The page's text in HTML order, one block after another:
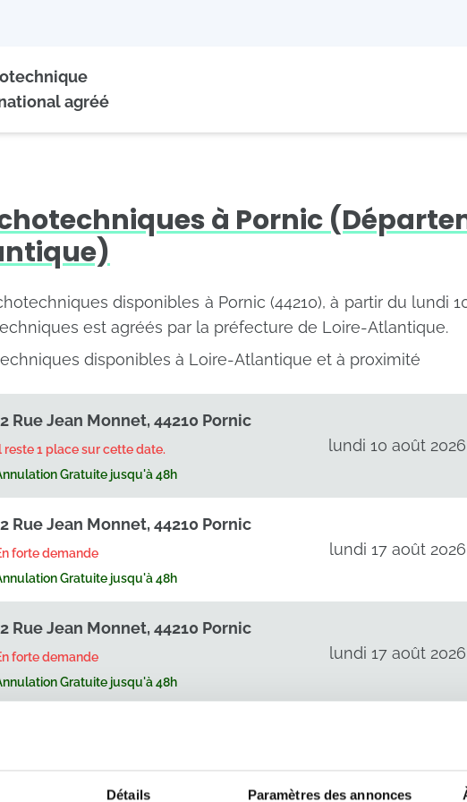
Détails Paramètres des annonces
agréé
à Pornic
disponibles à Pornic (44210), à partir du lundi
est agréés par la préfecture de Loire-Atlantique.
disponibles à Loire-Atlantique et à proximité
Rue Jean Monnet, 44210 Pornic
reste 1 place sur cette date.
Gratuite jusqu'à 48h
lundi 10 août 2026
Rue Jean Monnet, 44210 Pornic
forte demande
Gratuite jusqu'à 48h
lundi 17 août 2026
Rue Jean Monnet, 44210 Pornic
forte demande
Gratuite jusqu'à 48h
lundi 17 août 2026
Gratuite jusqu'à 48h